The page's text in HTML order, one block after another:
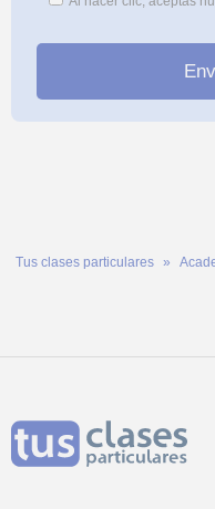
Tus clases particulares